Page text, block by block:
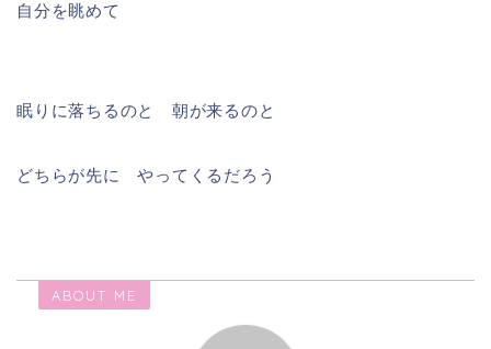
自分を眺めて
眠りに落ちるのと 朝が来るのと
どちらが先に やってくるだろう
ABOUT ME